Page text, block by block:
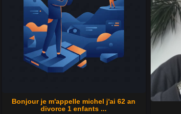
Bonjour je m'appelle michel j'ai 62 an
divorce 1 enfants ...